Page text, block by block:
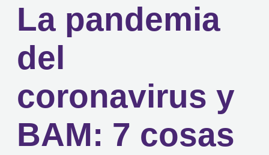
La pandemia
del
coronavirus y
BAM: 7 cosas